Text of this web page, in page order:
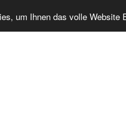
um Ihnen das volle Website